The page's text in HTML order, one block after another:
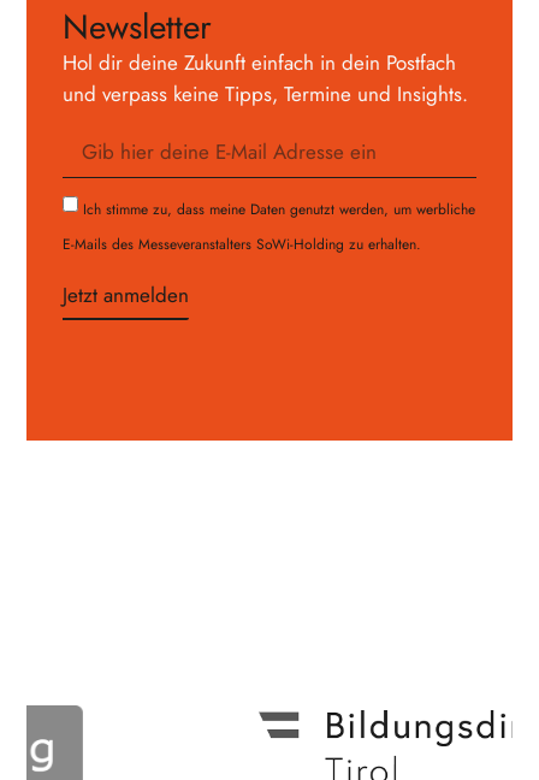
Newsletter
Hol dir deine Zukunft einfach in dein Postfach
und verpass keine Tipps, Termine und Insights.
Ich stimme zu, dass meine Daten genutzt werden, um werbliche
E-Mails des Messeveranstalters SoWi-Holding zu erhalten.
Jetzt anmelden